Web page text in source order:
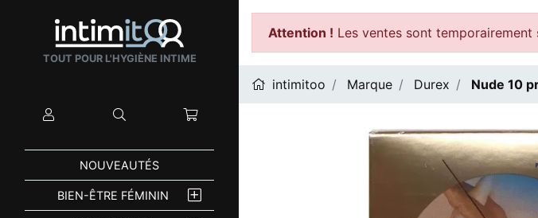
TOUT POUR L'HYGIÈNE INTIME
Mon compte Rechercher Mon panier
NOUVEAUTÉS
BIEN-ÊTRE FÉMININ
Attention ! Les ventes sont
intimitoo Marque Durex Nude 10